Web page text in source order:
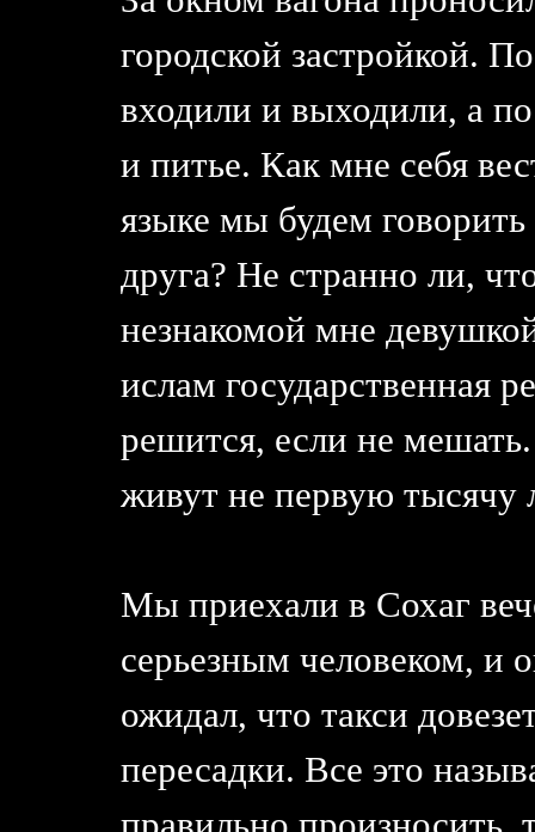
городской застройкой.
входили и выходили, а
и питье. Как мне себя
языке мы будем
друга? Не странно ли,
незнакомой мне
ислам государственная
решится, если не
живут не первую тысячу
Мы приехали в Сохаг
серьезным человеком, и
ожидал, что такси
пересадки. Все это